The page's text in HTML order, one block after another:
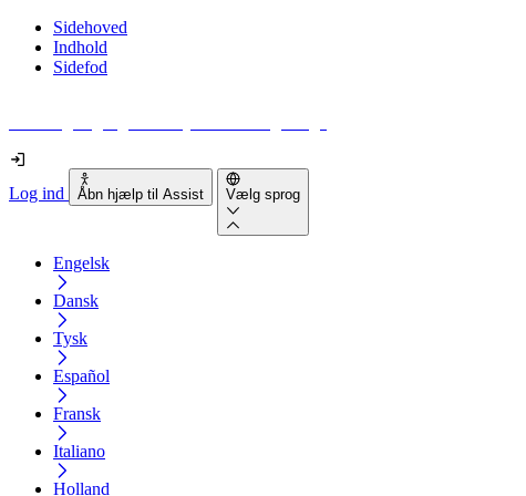
Sidehoved
Indhold
Sidefod
Log ind Åbn hjælp til Assist Vælg sprog
Engelsk
Dansk
Tysk
Español
Fransk
Italiano
Holland